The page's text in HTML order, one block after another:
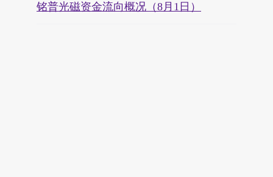
铭普光磁资金流向概况（8月1日）